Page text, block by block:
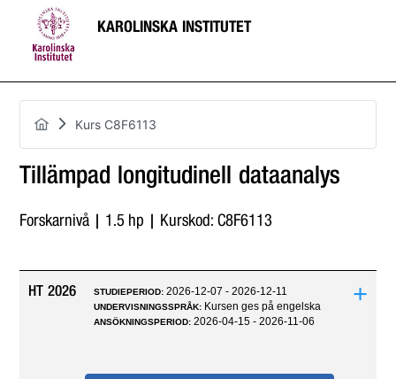
KAROLINSKA INSTITUTET
Kurs C8F6113
Tillämpad longitudinell dataanalys
Forskarnivå | 1.5 hp | Kurskod: C8F6113
HT 2026 STUDIEPERIOD:2026-12-07 - 2026-12-11
UNDERVISNINGSSPRÅK: Kursen ges på engelska
ANSÖKNINGSPERIOD:2026-04-15 - 2026-11-06
+